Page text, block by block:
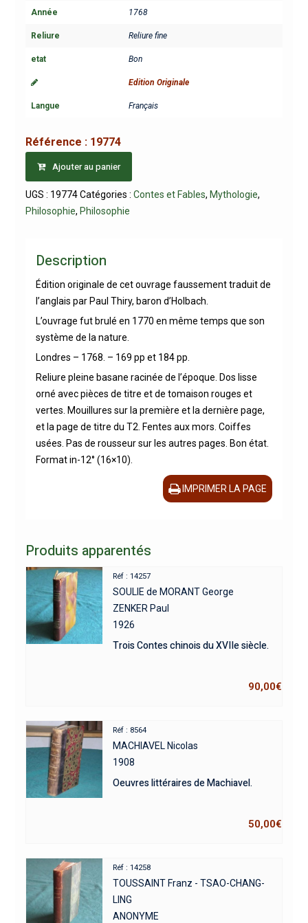
Année 1768
Reliure Reliure fine
etat Bon
Edition Originale
Langue Français
Référence : 19774
Ajouter au panier
UGS : 19774 Catégories : Contes et Fables, Mythologie,
Philosophie, Philosophie
Description
Édition originale de cet ouvrage faussement traduit de
l’anglais par Paul Thiry, baron d’Holbach.
L’ouvrage fut brulé en 1770 en même temps que son
système de la nature.
Londres – 1768. – 169 pp et 184 pp.
Reliure pleine basane racinée de l’époque. Dos lisse
orné avec pièces de titre et de tomaison rouges et
vertes. Mouillures sur la première et la dernière page,
et la page de titre du T2. Fentes aux mors. Coiffes
usées. Pas de rousseur sur les autres pages. Bon état.
Format in-12° (16×10).
IMPRIMER LA PAGE
Produits apparentés
Réf : 14257
SOULIE de MORANT George
ZENKER Paul
1926
Trois Contes chinois du XVIIe siècle.
90,00€
Réf : 8564
MACHIAVEL Nicolas
1908
Oeuvres littéraires de Machiavel.
50,00€
Réf : 14258
TOUSSAINT Franz - TSAO-CHANG-
LING
ANONYME